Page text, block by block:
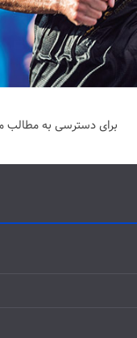
برای دسترسی به مطالب